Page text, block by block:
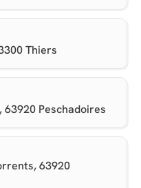
Thiers
Peschadoires
63920